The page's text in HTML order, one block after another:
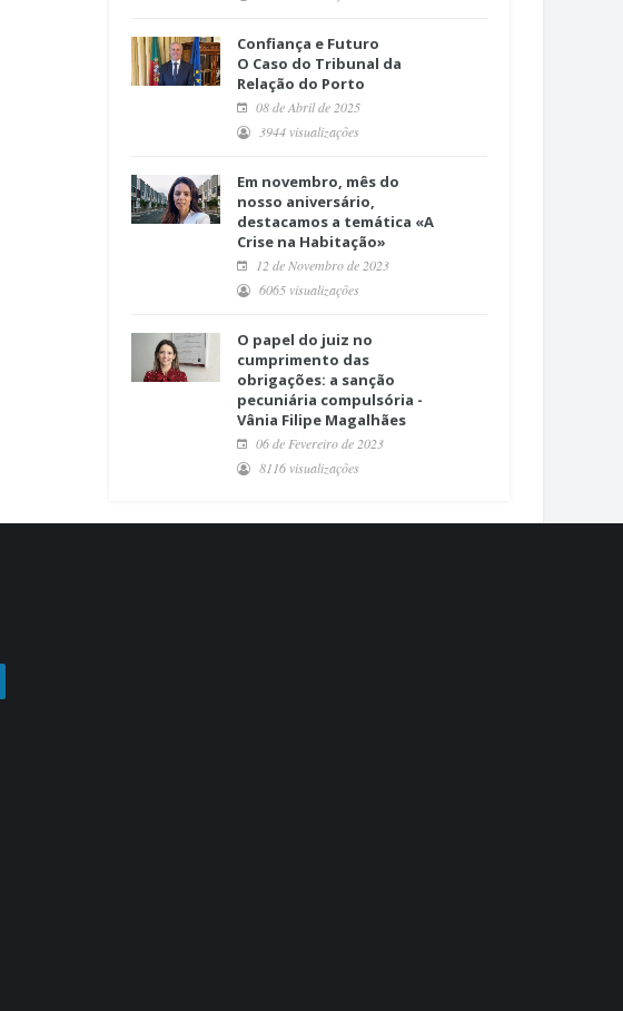
Confiança e Futuro
O Caso do Tribunal da
Relação do Porto
08 de Abril de 2025
3944 visualizações
Em novembro, mês do
nosso aniversário,
destacamos a temática «A
Crise na Habitação»
12 de Novembro de 2023
6065 visualizações
O papel do juiz no
cumprimento das
obrigações: a sanção
pecuniária compulsória -
Vânia Filipe Magalhães
06 de Fevereiro de 2023
8116 visualizações